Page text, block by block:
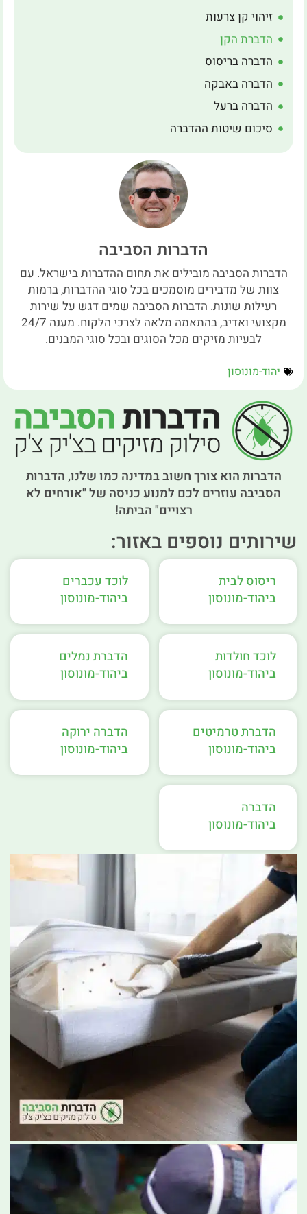
זיהוי קן צרעות
הדברת הקן
הדברה בריסוס
הדברה באבקה
הדברה ברעל
סיכום שיטות ההדברה
הדברות הסביבה
הדברות הסביבה מובילים את תחום ההדברות בישראל. עם
צוות של מדבירים מוסמכים בכל סוגי ההדברות, ברמות
רעילות שונות. הדברות הסביבה שמים דגש על שירות
מקצועי ואדיב, בהתאמה מלאה לצרכי הלקוח. מענה 24/7
לבעיות מזיקים מכל הסוגים ובכל סוגי המבנים.
יהוד-מונוסון
הדברות הוא צורך חשוב במדינה כמו שלנו, הדברות
הסביבה עוזרים לכם למנוע כניסה של "אורחים לא
רצויים" הביתה!
שירותים נוספים באזור:
ריסוס לבית
ביהוד-מונוסון
לוכד עכברים
ביהוד-מונוסון
לוכד חולדות
ביהוד-מונוסון
הדברת נמלים
ביהוד-מונוסון
הדברת טרמיטים
ביהוד-מונוסון
הדברה ירוקה
ביהוד-מונוסון
הדברה
ביהוד-מונוסון